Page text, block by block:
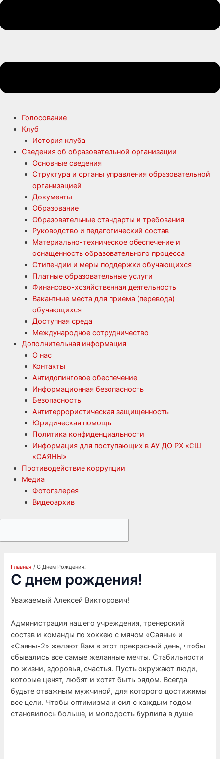
Голосование
Клуб
История клуба
Сведения об образовательной организации
Основные сведения
Структура и органы управления образовательной
организацией
Документы
Образование
Образовательные стандарты и требования
Руководство и педагогический состав
Материально-техническое обеспечение и
оснащенность образовательного процесса
Стипендии и меры поддержки обучающихся
Платные образовательные услуги
Финансово-хозяйственная деятельность
Вакантные места для приема (перевода)
обучающихся
Доступная среда
Международное сотрудничество
Дополнительная информация
О нас
Контакты
Антидопинговое обеспечение
Информационная безопасность
Безопасность
Антитеррористическая защищенность
Юридическая помощь
Политика конфиденциальности
Информация для поступающих в АУ ДО РХ «СШ
«САЯНЫ»
Противодействие коррупции
Медиа
Фотогалерея
Видеоархив
Главная С Днем Рождения!
С днем рождения!
Уважаемый Алексей Викторович!
Администрация нашего учреждения, тренерский
состав и команды по хоккею с мячом «Саяны» и
«Саяны-2» желают Вам в этот прекрасный день, чтобы
сбывались все самые желанные мечты. Стабильности
по жизни, здоровья, счастья. Пусть окружают люди,
которые ценят, любят и хотят быть рядом. Всегда
будьте отважным мужчиной, для которого достижимы
все цели. Чтобы оптимизма и сил с каждым годом
становилось больше, и молодость бурлила в душе